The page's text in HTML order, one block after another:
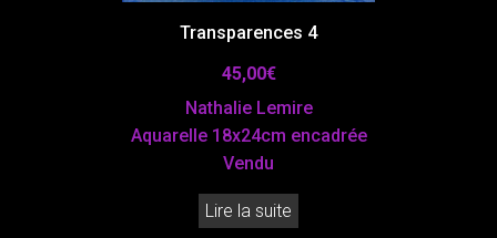
Transparences 4
45,00€
Nathalie Lemire
Aquarelle 18x24cm encadrée
Vendu
Lire la suite